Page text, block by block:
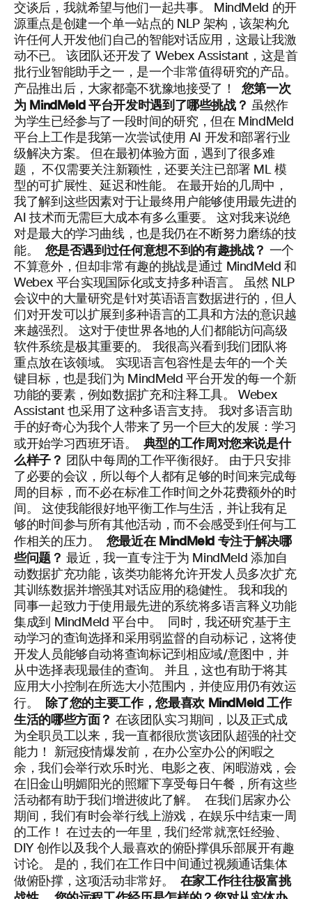
交谈后，我就希望与他们一起共事。 MindMeld 的开
源重点是创建一个单一站点的 NLP 架构，该架构允
许任何人开发他们自己的智能对话应用，这最让我激
动不已。 该团队还开发了 Webex Assistant，这是首
批行业智能助手之一，是一个非常值得研究的产品。
产品推出后，大家都毫不犹豫地接受了！
您第一次
为 MindMeld平台开发时遇到了哪些挑战？ 虽然作
为学生已经参与了一段时间的研究，但在 MindMeld
平台上工作是我第一次尝试使用 AI 开发和部署行业
级解决方案。 但在最初体验方面，遇到了很多难
题， 不仅需要关注新颖性，还要关注已部署 ML 模
型的可扩展性、延迟和性能。 在最开始的几周中，
我了解到这些因素对于让最终用户能够使用最先进的
AI 技术而无需巨大成本有多么重要。 这对我来说绝
对是最大的学习曲线，也是我仍在不断努力磨练的技
能。
您是否遇到过任何意想不到的有趣挑战？ 一个
不算意外，但却非常有趣的挑战是通过 MindMeld 和
Webex 平台实现国际化或支持多种语言。 虽然 NLP
会议中的大量研究是针对英语语言数据进行的，但人
们对开发可以扩展到多种语言的工具和方法的意识越
来越强烈。 这对于使世界各地的人们都能访问高级
软件系统是极其重要的。 我很高兴看到我们团队将
重点放在该领域。 实现语言包容性是去年的一个关
键目标，也是我们为 MindMeld 平台开发的每一个新
功能的要素，例如数据扩充和注释工具。 Webex
Assistant 也采用了这种多语言支持。 我对多语言助
手的好奇心为我个人带来了另一个巨大的发展：学习
或开始学习西班牙语。
典型的工作周对您来说是什
么样子？
团队中每周的工作平衡很好。 由于只安排
了必要的会议，所以每个人都有足够的时间来完成每
周的目标，而不必在标准工作时间之外花费额外的时
间。 这使我能很好地平衡工作与生活，并让我有足
够的时间参与所有其他活动，而不会感受到任何与工
作相关的压力。
您最近在 MindMeld 专注于解决哪
些问题？ 最近，我一直专注于为 MindMeld 添加自
动数据扩充功能，该类功能将允许开发人员多次扩充
其训练数据并增强其对话应用的稳健性。 我和我的
同事一起致力于使用最先进的系统将多语言释义功能
集成到
MindMeld 平台中。
同时，我还研究基于主
动学习的查询选择和采用弱监督的自动标记，这将使
开发人员能够自动将查询标记到相应域/意图中，并
从中选择表现最佳的查询。 并且，这也有助于将其
应用大小控制在所选大小范围内，并使应用仍有效运
行。
除了您的主要工作，您最喜欢 MindMeld工作
生活的哪些方面？ 在该团队实习期间，以及正式成
为全职员工以来，我一直都很欣赏该团队超强的社交
能力！
新冠疫情爆发前，在办公室办公的闲暇之
余，我们会举行欢乐时光、电影之夜、闲暇游戏，会
在旧金山明媚阳光的照耀下享受每日午餐，所有这些
活动都有助于我们增进彼此了解。
在我们居家办公
期间，我们有时会举行线上游戏，在娱乐中结束一周
的工作！ 在过去的一年里，我们经常就烹饪经验、
DIY 创作以及我个人最喜欢的俯卧撑俱乐部展开有趣
讨论。 是的，我们在工作日中间通过视频通话集体
做俯卧撑，这项活动非常好。
在家工作往往极富挑